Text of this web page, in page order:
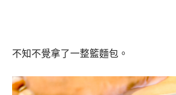
不知不覺拿了一整籃麵包。